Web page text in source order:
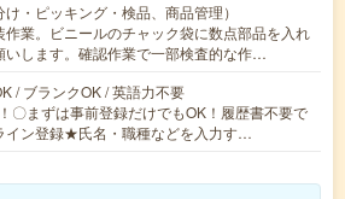
・ピッキング・検品、商品管理）
作業。ビニールのチャック袋に数点部品を入れ
いします。確認作業で一部検査的な作…
/ ブランクOK / 英語力不要
〇まずは事前登録だけでもOK！履歴書不要で
イン登録★氏名・職種などを入力す…